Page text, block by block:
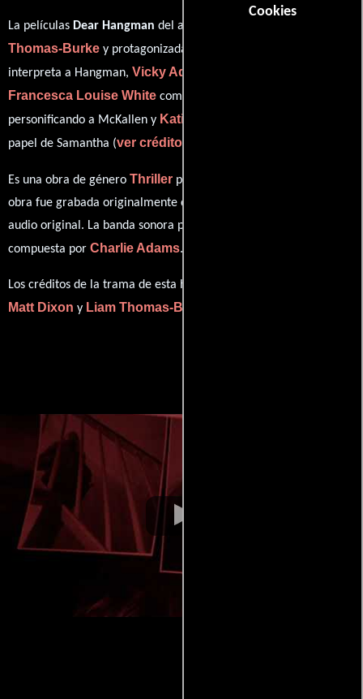
Cookies
La películas Dear Hangman del año 2022, está dirigida por
Thomas-Burke y protagonizada por
interpreta a Hangman, Vicky Adebola
Francesca Louise White como Robyn,
personificando a McKallen y Katie Jeromson
papel de Samantha (ver créditos completos
Es una obra de género Thriller producida en Reino Unido. Esta
obra fue grabada originalmente con dialogos en
audio original. La banda sonora para esta producción ha sido
compuesta por Charlie Adams.
Los créditos de la trama de esta historia están divididos entre
Matt Dixon y Liam Thomas-Burke